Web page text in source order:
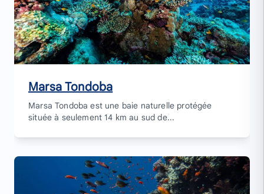
Marsa Tondoba
Marsa Tondoba est une baie naturelle protégée
située à seulement 14 km au sud de...